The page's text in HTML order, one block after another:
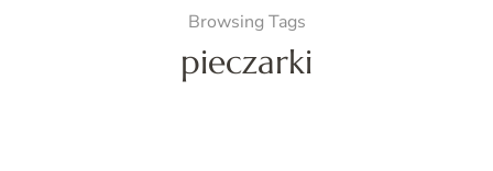
Browsing Tags
pieczarki